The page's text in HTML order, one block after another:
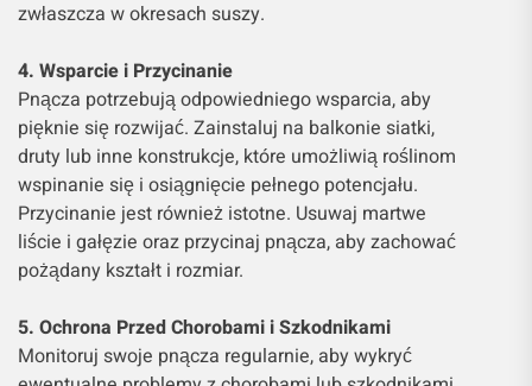
zwłaszcza w okresach suszy.
4. Wsparcie i Przycinanie
Pnącza potrzebują odpowiedniego wsparcia, aby
pięknie się rozwijać. Zainstaluj na balkonie siatki,
druty lub inne konstrukcje, które umożliwią roślinom
wspinanie się i osiągnięcie pełnego potencjału.
Przycinanie jest również istotne. Usuwaj martwe
liście i gałęzie oraz przycinaj pnącza, aby zachować
pożądany kształt i rozmiar.
5. Ochrona Przed Chorobami i Szkodnikami
Monitoruj swoje pnącza regularnie, aby wykryć